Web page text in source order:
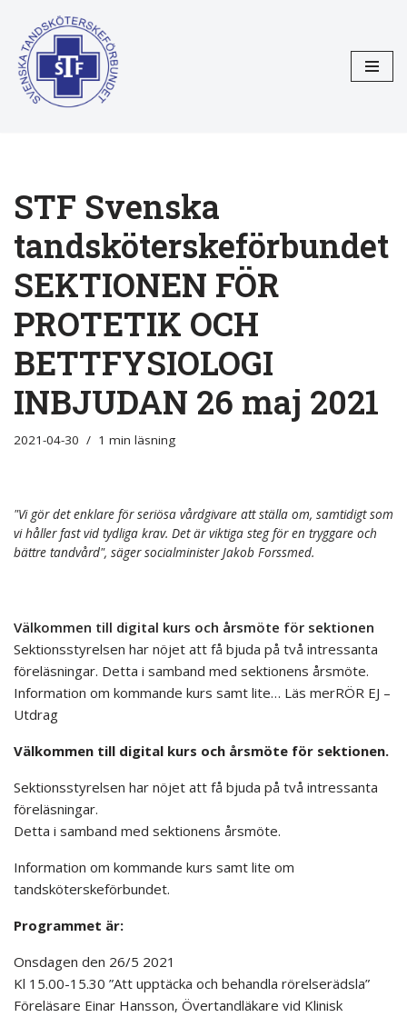
Hoppa
till
innehåll
STF Svenska
tandsköterskeförbundet
SEKTIONEN FÖR
PROTETIK OCH
BETTFYSIOLOGI
INBJUDAN 26 maj 2021
2021-04-30 1 min läsning
"Vi gör det enklare för seriösa vårdgivare att ställa om, samtidigt som
vi håller fast vid tydliga krav. Det är viktiga steg för en tryggare och
bättre tandvård", säger socialminister Jakob Forssmed.
Välkommen till digital kurs och årsmöte för sektionen
Sektionsstyrelsen har nöjet att få bjuda på två intressanta
föreläsningar. Detta i samband med sektionens årsmöte.
Information om kommande kurs samt lite… Läs merRÖR EJ –
Utdrag
Välkommen till digital kurs och årsmöte för sektionen.
Sektionsstyrelsen har nöjet att få bjuda på två intressanta
föreläsningar.
Detta i samband med sektionens årsmöte.
Information om kommande kurs samt lite om
tandsköterskeförbundet.
Programmet är:
Onsdagen den 26/5 2021
Kl 15.00-15.30 ”Att upptäcka och behandla rörelserädsla”
Föreläsare Einar Hansson, Övertandläkare vid Klinisk